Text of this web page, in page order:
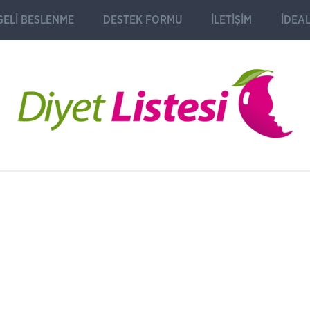
BESLENME DESTEK FORMU İLETIŞIM